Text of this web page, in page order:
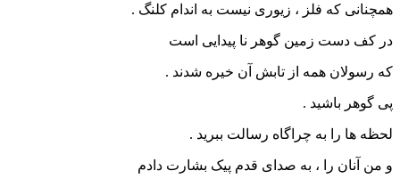
همچنانی که فلز ، زیوری نیست به اندام کلنگ .
در کف دست زمین گوهر نا پیدایی است
که رسولان همه از تابش آن خیره شدند .
پی گوهر باشید .
لحظه ها را به چراگاه رسالت ببرید .
و من آنان را ، به صدای قدم پیک بشارت دادم